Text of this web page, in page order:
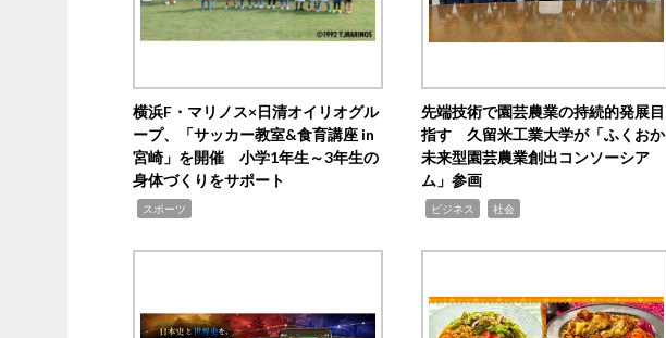
横浜F・マリノス×日清オイリオグル
ープ、「サッカー教室&食育講座 in
宮崎」を開催 小学1年生～3年生の
身体づくりをサポート
スポーツ
先端技術で園芸農業の持続的発展目
指す 久留米工業大学が「ふくおか
未来型園芸農業創出コンソーシア
ム」参画
ビジネス 社会